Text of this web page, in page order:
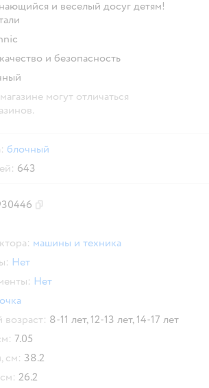
и веселый досуг детям!
и безопасность
могут отличаться
блочный
643
машины и техника
Нет
Нет
8-11 лет,12-13 лет,14-17 лет
7.05
см: 38.2
26.2